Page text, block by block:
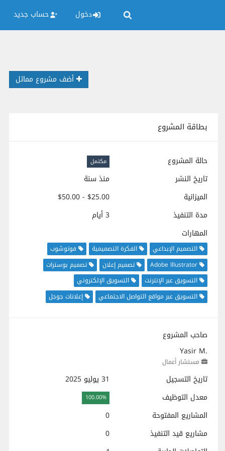
دخول حساب جديد
أضف مشروع مماثل
بطاقة المشروع
حالة المشروع مكتمل
تاريخ النشر
منذ سنة
الميزانية
$25.00 - $50.00
مدة التنفيذ
3 أيام
المهارات
التصميم الإبداعي الفكرة التصميمية
فوتوشوب
Adobe Illustrator
تصميم إعلان
تصميم بوسترات
التسويق عبر الإنترنت
التسويق الإلكتروني
التسويق عبر مواقع التواصل الاجتماعي
إعلانات جوجل
صاحب المشروع
Yasir M.
مستشار أعمال
تاريخ التسجيل
31 يوليو 2025
معدل التوظيف
100.00%
المشاريع المفتوحة
0
مشاريع قيد التنفيذ
0